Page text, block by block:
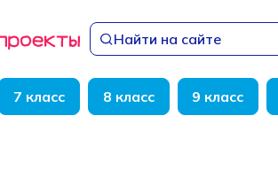
Найти на сайте
7 класс 8 класс 9 класс